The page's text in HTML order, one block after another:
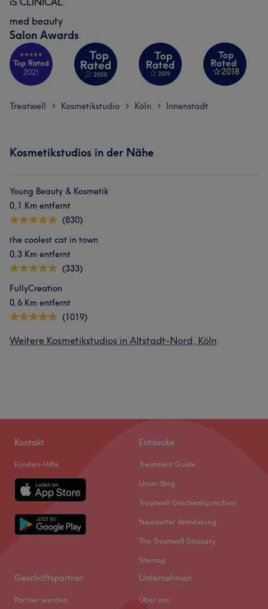
med beauty
Salon Awards
Treatwell > Kosmetikstudio > Köln > Innenstadt
Kosmetikstudios in der Nähe
Young Beauty & Kosmetik
0,1 Km entfernt
(830)
the coolest cat in town
0,3 Km entfernt
(333)
FullyCreation
0,6 Km entfernt
(1019)
Weitere Kosmetikstudios in Altstadt-Nord, Köln
Kontakt
Kunden-Hilfe
Entdecke
Treatment Guide
Unser Blog
Treatwell Geschenkgutschein
Newsletter Anmeldung
The Treatwell Glossary
Sitemap
Geschäftspartner
Partner werden
Unternehmen
Über uns